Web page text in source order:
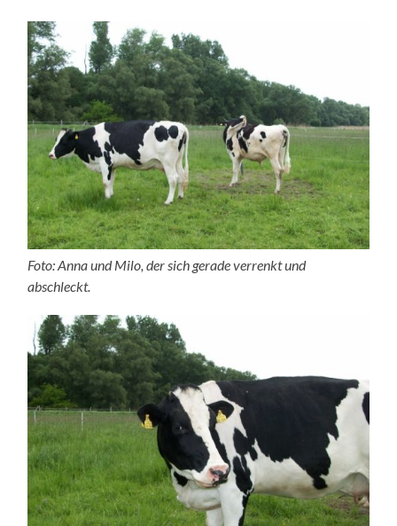
Foto: Anna und Milo, der sich gerade verrenkt und
abschleckt.